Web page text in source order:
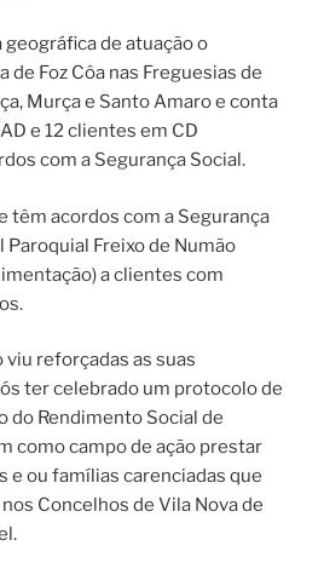
de atuação o
de Foz Côa nas Freguesias de
Murça e Santo Amaro e conta
e 12 clientes em CD
com a Segurança Social.
têm acordos com a Segurança
Paroquial Freixo de Numão
a clientes com
reforçadas as suas
ter celebrado um protocolo de
do Rendimento Social de
como campo de ação prestar
e ou famílias carenciadas que
Concelhos de Vila Nova de